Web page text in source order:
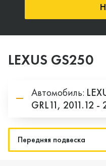
LEXUS GS250
Автомобиль:
GRL11, 2011.12 -